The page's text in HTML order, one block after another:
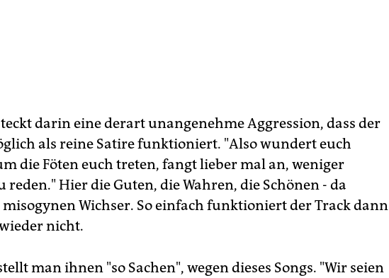
darin eine derart unangenehme Aggression, dass der
als reine Satire funktioniert. "Also wundert euch
die Föten euch treten, fangt lieber mal an, weniger
reden." Hier die Guten, die Wahren, die Schönen - da
Wichser. So einfach funktioniert der Track dann
nicht.
man ihnen "so Sachen", wegen dieses Songs. "Wir seien